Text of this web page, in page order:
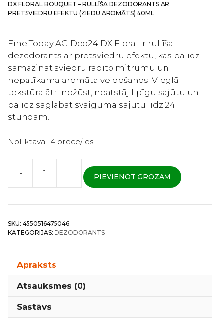
DX FLORAL BOUQUET – RULLĪŠA DEZODORANTS AR
PRETSVIEDRU EFEKTU (ZIEDU AROMĀTS) 40ML
Fine Today AG Deo24 DX Floral ir rullīša
dezodorants ar pretsviedru efektu, kas palīdz
samazināt sviedru radīto mitrumu un
nepatīkama aromāta veidošanos. Vieglā
tekstūra ātri nožūst, neatstāj lipīgu sajūtu un
palīdz saglabāt svaiguma sajūtu līdz 24
stundām.
Noliktavā 14 prece/-es
-
Fine
Today
AG
-
Rullīša
+ PIEVIENOT GROZAM
SKU: 4550516475046
KATEGORIJAS: DEZODORANTS
Apraksts
Atsauksmes (0)
Sastāvs